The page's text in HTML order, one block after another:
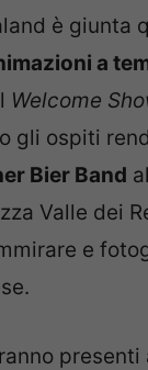
è giunta
a
Welcome
gli ospiti
Bier Band
Valle dei
e